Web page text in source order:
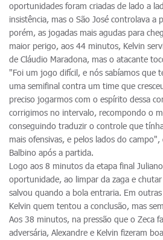
oportunidades foram criadas de lado a
insistência, mas o São José controlava a
porém, as jogadas mais agudas para
maior perigo, aos 44 minutos, Kelvin
de Cláudio Maradona, mas o atacante
"Foi um jogo difícil, e nós sabíamos que
uma semifinal contra um time que
preciso jogarmos com o espírito dessa
corrigimos no intervalo, recompondo o
conseguindo traduzir o controle que
mais ofensivas, e pelos lados do campo",
Balbino após a partida.
Logo aos 8 minutos da etapa final
oportunidade, ao limpar da zaga e
salvou quando a bola entraria. Em
Kelvin quem tentou a conclusão, mas
Aos 38 minutos, na pressão que o Zeca
adversária, Alexandre e Kelvin fizeram